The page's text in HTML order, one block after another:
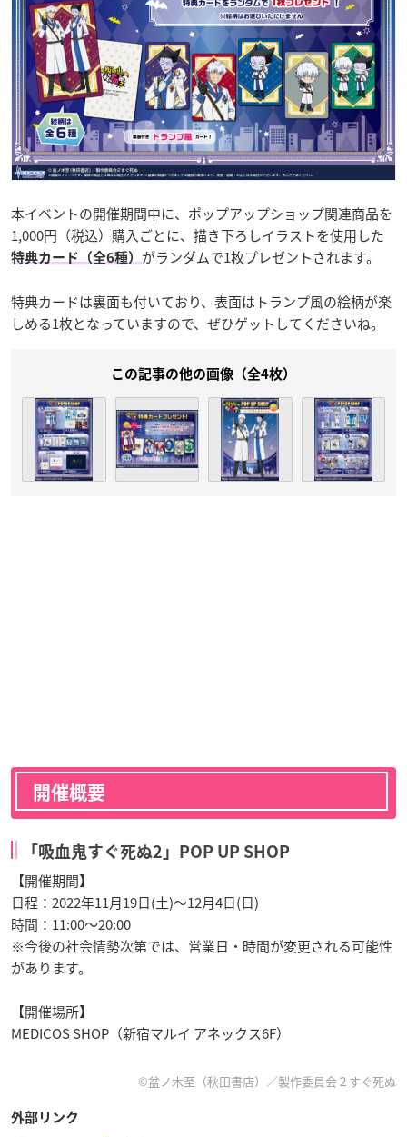
本イベントの開催期間中に、ポップアップショップ関連商品を
1,000円（税込）購入ごとに、描き下ろしイラストを使用した
特典カード（全6種） がランダムで1枚プレゼントされます。
特典カードは裏面も付いており、表面はトランプ風の絵柄が楽
しめる1枚となっていますので、ぜひゲットしてくださいね。
この記事の他の画像（全4枚）
開催概要
「吸血鬼すぐ死ぬ2」POP UP SHOP
【開催期間】
日程：2022年11月19日(土)～12月4日(日)
時間：11:00～20:00
※今後の社会情勢次第では、営業日・時間が変更される可能性
があります。
【開催場所】
MEDICOS SHOP（新宿マルイ アネックス6F）
©盆ノ木至（秋田書店）／製作委員会２すぐ死ぬ
外部リンク